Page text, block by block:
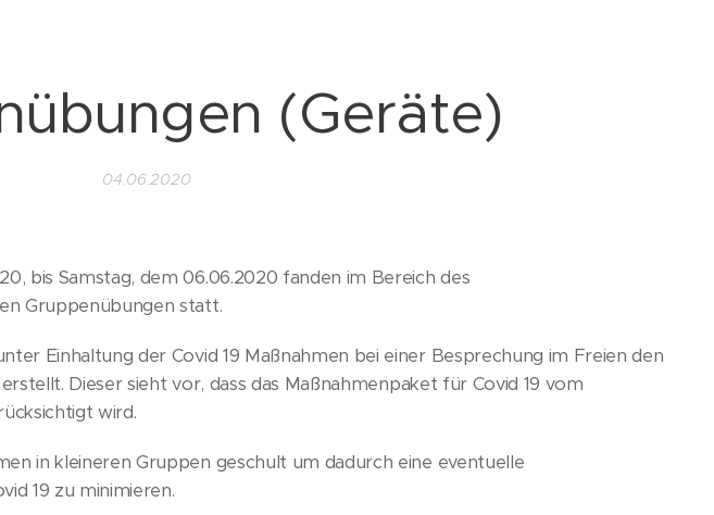
(Geräte)
04.06.2020
bis Samstag, dem 06.06.2020 fanden im Bereich des
Gruppenübungen statt.
Einhaltung der Covid 19 Maßnahmen bei einer Besprechung im Freien den
Dieser sieht vor, dass das Maßnahmenpaket für Covid 19 vom
wird.
in kleineren Gruppen geschult um dadurch eine eventuelle
19 zu minimieren.